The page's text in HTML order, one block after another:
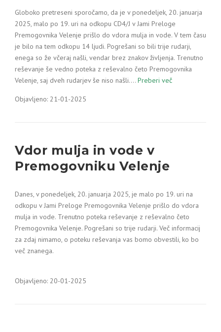
Globoko pretreseni sporočamo, da je v ponedeljek, 20. januarja
2025, malo po 19. uri na odkopu CD4/J v Jami Preloge
Premogovnika Velenje prišlo do vdora mulja in vode. V tem času
je bilo na tem odkopu 14 ljudi. Pogrešani so bili trije rudarji,
enega so že včeraj našli, vendar brez znakov življenja. Trenutno
reševanje še vedno poteka z reševalno četo Premogovnika
Velenje, saj dveh rudarjev še niso našli.… Preberi več
Objavljeno: 21-01-2025
Vdor mulja in vode v
Premogovniku Velenje
Danes, v ponedeljek, 20. januarja 2025, je malo po 19. uri na
odkopu v Jami Preloge Premogovnika Velenje prišlo do vdora
mulja in vode. Trenutno poteka reševanje z reševalno četo
Premogovnika Velenje. Pogrešani so trije rudarji. Več informacij
za zdaj nimamo, o poteku reševanja vas bomo obvestili, ko bo
več znanega.
Objavljeno: 20-01-2025